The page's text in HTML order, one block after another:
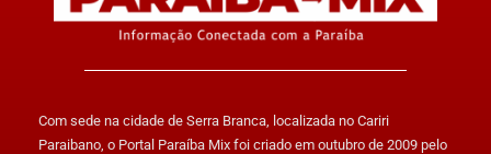
Com sede na cidade de Serra Branca, localizada no Cariri
Paraibano, o Portal Paraíba Mix foi criado em outubro de 2009 pelo